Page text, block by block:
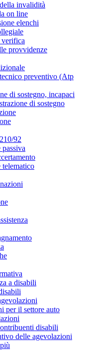
invalidità
on line
elenchi
provvidenze
preventivo (Atp
di sostegno, incapaci
di sostegno
92
telematico
a disabili
per il settore auto
disabili
delle agevolazioni